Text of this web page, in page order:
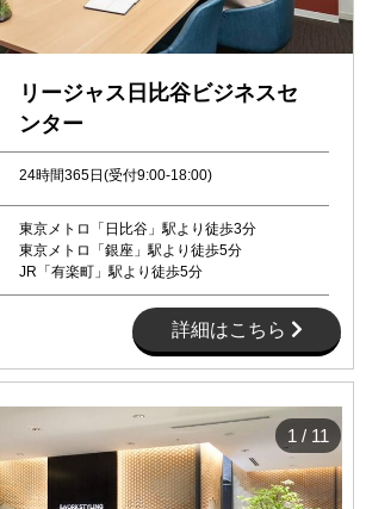
リージャス日比谷ビジネスセ
ンター
24時間365日(受付9:00-18:00)
東京メトロ「日比谷」駅より徒歩3分
東京メトロ「銀座」駅より徒歩5分
JR「有楽町」駅より徒歩5分
詳細はこちら
1 / 11